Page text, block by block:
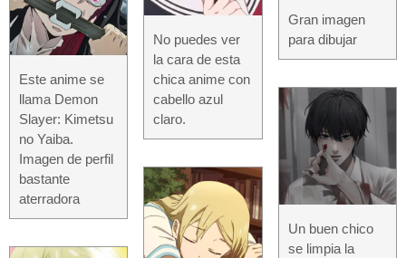
Este anime se
llama Demon
Slayer: Kimetsu
no Yaiba.
Imagen de perfil
bastante
aterradora
No puedes ver
la cara de esta
chica anime con
cabello azul
claro.
Gran imagen
para dibujar
Un buen chico
se limpia la